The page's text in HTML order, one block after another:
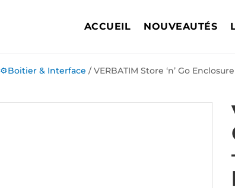
ACCUEIL NOUVEAUTÉS
⚙️Boitier & Interface / VERBATIM Store ‘n’ Go